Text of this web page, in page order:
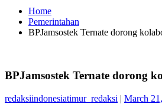
Home
Pemerintahan
BPJamsostek Ternate dorong
BPJamsostek Ternate dorong
redaksiindonesiatimur_redaksi | March